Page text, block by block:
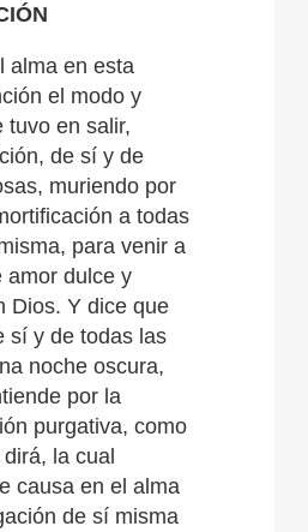
alma en esta
el modo y
tuvo en salir,
de sí y de
muriendo por
a todas
para venir a
amor dulce y
Dios. Y dice que
sí y de todas las
noche oscura,
por la
purgativa, como
la cual
causa en el alma
de sí misma